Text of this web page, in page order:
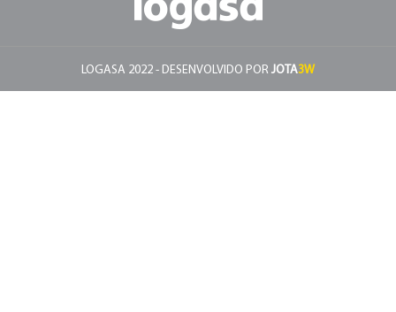
LOGASA 2022 - DESENVOLVIDO POR JOTA3W